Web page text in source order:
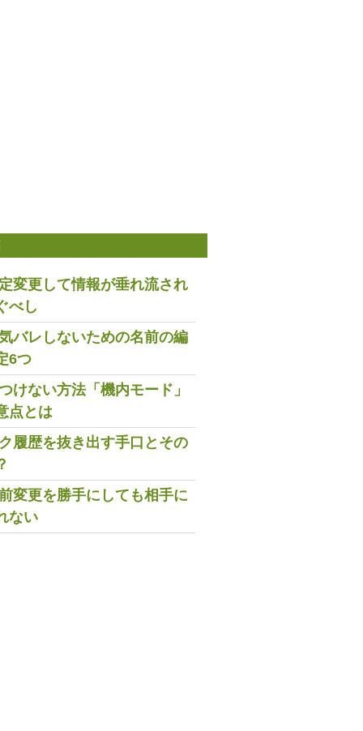
変更して情報が垂れ流され
べし
バレしないための名前の編
6つ
けない方法「機内モード」
点とは
履歴を抜き出す手口とその
変更を勝手にしても相手に
ない